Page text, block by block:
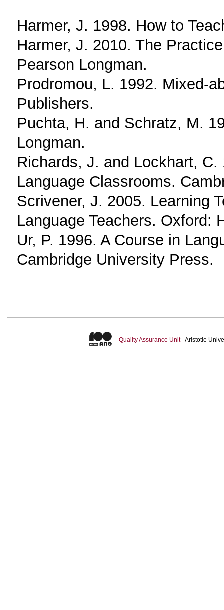
Harmer, J. 1998. How to
Harmer, J. 2010. The
Pearson Longman.
Prodromou, L. 1992. Mixed-
Publishers.
Puchta, H. and Schratz, M.
Longman.
Richards, J. and Lockhart,
Language Classrooms.
Scrivener, J. 2005. Learning
Language Teachers. Oxford:
Ur, P. 1996. A Course in
Cambridge University Press.
Quality Assurance Unit- Aristotle